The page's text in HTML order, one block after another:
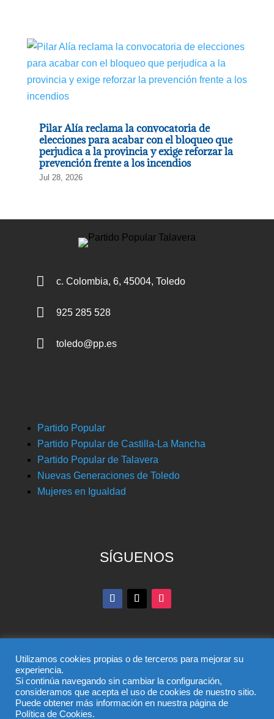
Pilar Alía reclama la convocatoria de
elecciones para acabar con el bloqueo que
perjudica a la provincia y exige reforzar la
prevención frente a los incendios
Jul 28, 2026
 c. Colombia, 6, 45004, Toledo
 925 285 528
 toledo@pp.es
Partido Popular
Partido Popular de Castilla-La Mancha
Partido Popular de Talavera
Nuevas Generaciones de Toledo
Mujeres en Igualdad
SÍGUENOS
© Partido Popular de Toledo – C/ Colombia, 6, 45004,
Toledo, Teléfono 925 285 528
Utilizamos cookies propias o de terceros para mejorar su
experiencia.
Si continúa navegando sin cambiar la configuración,
consideramos que acepta el uso de cookies de nuestro sitio.
Puede obtener más información en nuestra página de
Política de Cookies.